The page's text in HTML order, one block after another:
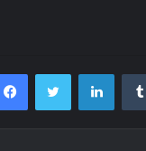
FacebookTwitter